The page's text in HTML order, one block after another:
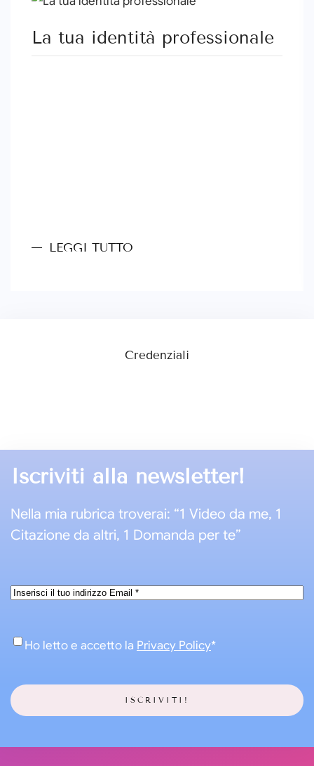
La tua identità professionale
LEGGI TUTTO
Credenziali
Iscriviti alla newsletter!
Nella mia rubrica troverai: “1 Video da me, 1
Citazione da altri, 1 Domanda per te”
Email*
Consenso*
Ho letto e accetto la Privacy Policy*